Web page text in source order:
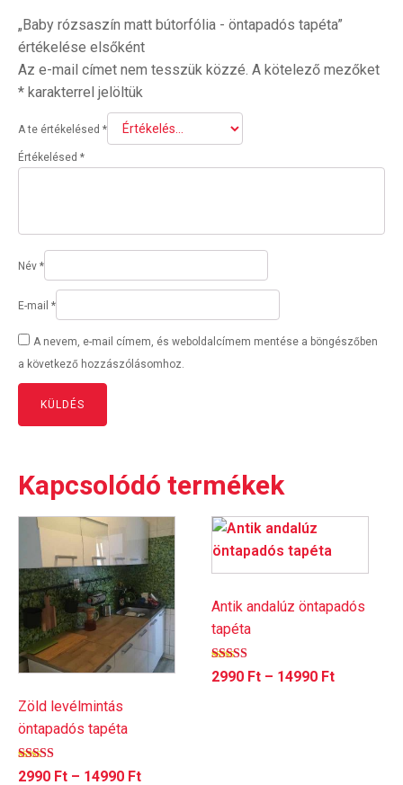
„Baby rózsaszín matt bútorfólia - öntapadós tapéta”
értékelése elsőként
Az e-mail címet nem tesszük közzé. A kötelező mezőket
* karakterrel jelöltük
A te értékelésed *
Értékelésed *
Név *
E-mail *
A nevem, e-mail címem, és weboldalcímem mentése a böngészőben
a következő hozzászólásomhoz.
Kapcsolódó termékek
Zöld levélmintás
öntapadós tapéta
Értékelés:
2990 Ft – 14990 FtÁrtartomány:
Ennek
terméknek
több
variációja
van.
A
a
termékoldalon
választhatók
ki
Antik andalúz öntapadós
tapéta
Értékelés:
5.00
2990 Ft – 14990 Ft
Ennek
a
terméknek
variációja
van.
A
változatok